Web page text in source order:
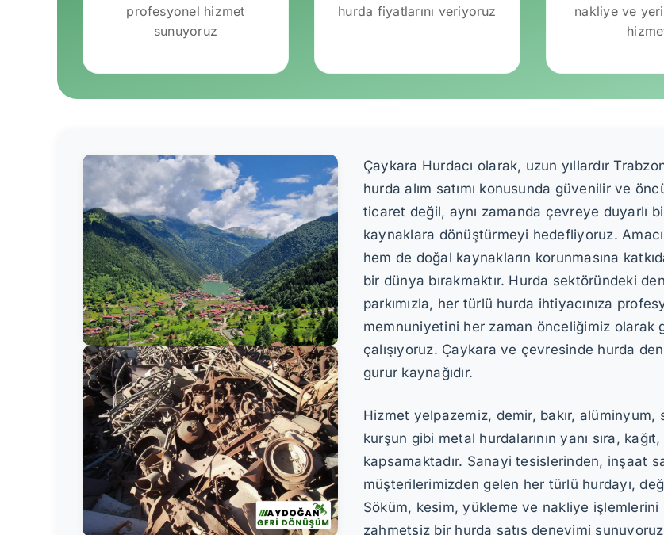
profesyonel hizmet
sunuyoruz
hurda fiyatlarını veriyoruz
nakliye ve
Çaykara Hurdacı olarak, uzun yıllardır
hurda alım satımı konusunda güvenilir ve
ticaret değil, aynı zamanda çevreye duyarlı
kaynaklara dönüştürmeyi hedefliyoruz.
hem de doğal kaynakların korunmasına
bir dünya bırakmaktır. Hurda sektöründeki
parkımızla, her türlü hurda ihtiyacınıza
memnuniyetini her zaman önceliğimiz olarak
çalışıyoruz. Çaykara ve çevresinde hurda
gurur kaynağıdır.
Hizmet yelpazemiz, demir, bakır,
kurşun gibi metal hurdalarının yanı sıra,
kapsamaktadır. Sanayi tesislerinden, inşaat
müşterilerimizden gelen her türlü hurdayı,
Söküm, kesim, yükleme ve nakliye
zahmetsiz bir hurda satış deneyimi